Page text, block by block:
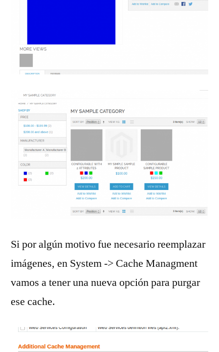
Si por algún motivo fue necesario reemplazar
imágenes, en System -> Cache Managment
vamos a tener una nueva opción para purgar
ese cache.